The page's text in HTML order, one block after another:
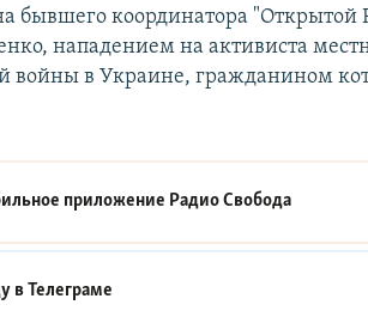
бывшего координатора "Открытой
нападением на активиста
войны в Украине, гражданином
приложение Радио Свобода
вТелеграме